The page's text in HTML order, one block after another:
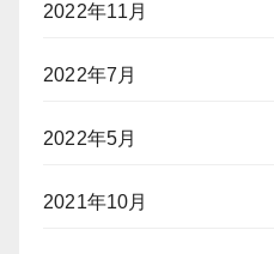
2022年11月
2022年7月
2022年5月
2021年10月